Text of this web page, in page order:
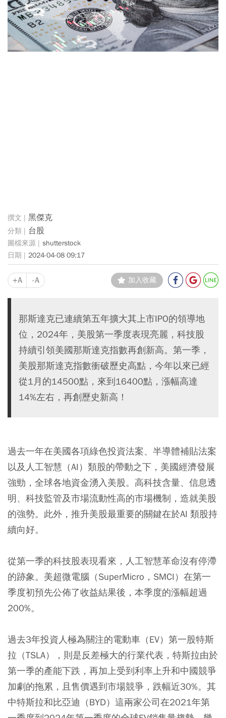
黑傑克
台股
shutterstock
2024-04-08 09:17
+A -A 加入收藏
那斯達克已連續第五年擴大其上市IPO的領導地
位，2024年，美股第一季度表現亮麗，科技股
持續引領美國那斯達克指數再創新高。第一季，
美股那斯達克指數衝破歷史高點，今年以來已經
從1月的14500點，來到16400點，漲幅高達
14%左右，再創歷史新高！
過去一年在美國各項綠色投資法案、半導體補貼法案
以及人工智慧（AI）類股的帶動之下，美國經濟發展
強勁，全球各地資金湧入美股。高科技含量、信息透
明、科技監管及市場流動性高的市場機制，造就美股
的強勢。此外，推升美股最重要的關鍵在於AI 類股持
續向好。
從第一季的科技股表現看來，人工智慧革命沒有停滯
的跡象。美超微電腦（SuperMicro，SMCI）在第一
季度初預先公佈了收益結果後，本季度的漲幅超過
200%。
過去3年投資人極為關注的電動車（EV）第一股特斯
拉（TSLA），則是反差極大的行業代表，特斯拉由於
第一季的產能下跌，再加上受到利率上升和中國競爭
加劇的拖累，且售價遇到市場競爭，跌幅近30%。其
中特斯拉和比亞迪（BYD）這兩家公司在2021年第